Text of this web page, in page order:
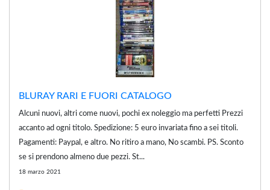
BLURAY RARI E FUORI CATALOGO
Alcuni nuovi, altri come nuovi, pochi ex noleggio ma perfetti Prezzi
accanto ad ogni titolo. Spedizione: 5 euro invariata fino a sei titoli.
Pagamenti: Paypal, e altro. No ritiro a mano, No scambi. PS. Sconto
se si prendono almeno due pezzi. St...
18 marzo 2021